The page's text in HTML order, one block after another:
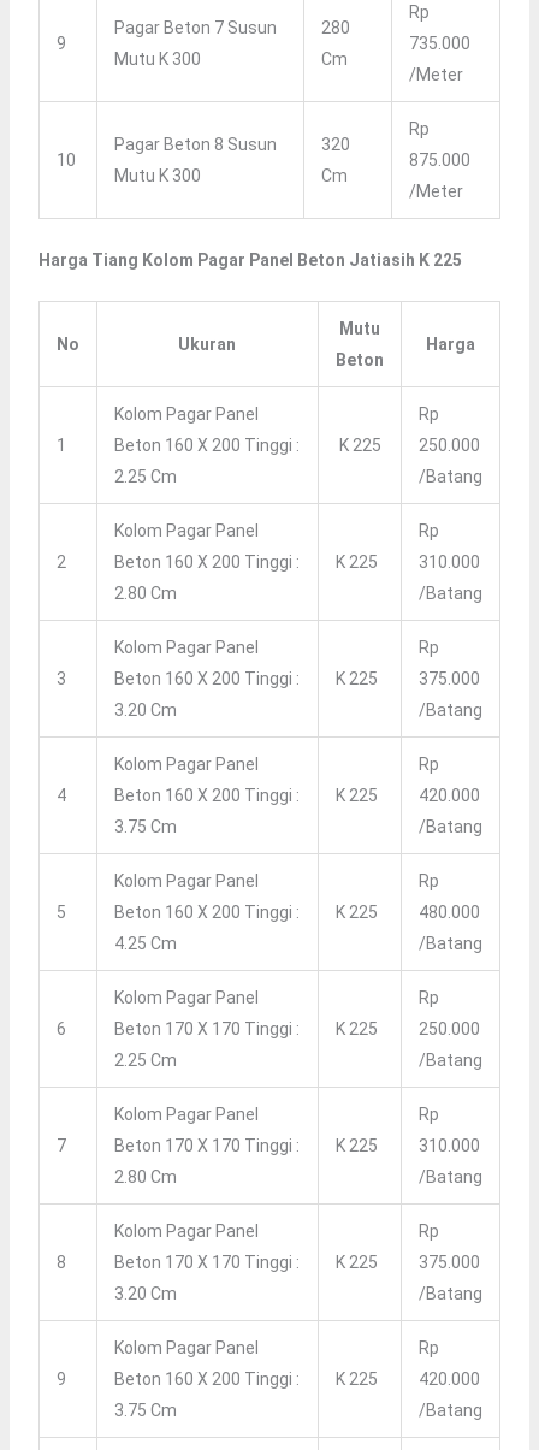
9
Pagar Beton 7 Susun
Mutu K 300
280
Cm
Rp
735.000
/Meter
10
Pagar Beton 8 Susun
Mutu K 300
320
Cm
Rp
875.000
/Meter
Harga Tiang Kolom Pagar Panel Beton Jatiasih K 225
No Ukuran
Mutu
Beton
Harga
1
Kolom Pagar Panel
Beton 160 X 200 Tinggi :
2.25 Cm
K 225
Rp
250.000
/Batang
2
Kolom Pagar Panel
Beton 160 X 200 Tinggi :
2.80 Cm
K 225
Rp
310.000
/Batang
3
Kolom Pagar Panel
Beton 160 X 200 Tinggi :
3.20 Cm
K 225
Rp
375.000
/Batang
4
Kolom Pagar Panel
Beton 160 X 200 Tinggi :
3.75 Cm
K 225
Rp
420.000
/Batang
5
Kolom Pagar Panel
Beton 160 X 200 Tinggi :
4.25 Cm
K 225
Rp
480.000
/Batang
6
Kolom Pagar Panel
Beton 170 X 170 Tinggi :
2.25 Cm
K 225
Rp
250.000
/Batang
7
Kolom Pagar Panel
Beton 170 X 170 Tinggi :
2.80 Cm
K 225
Rp
310.000
/Batang
8
Kolom Pagar Panel
Beton 170 X 170 Tinggi :
3.20 Cm
K 225
Rp
375.000
/Batang
9
Kolom Pagar Panel
Beton 160 X 200 Tinggi :
3.75 Cm
K 225
Rp
420.000
/Batang